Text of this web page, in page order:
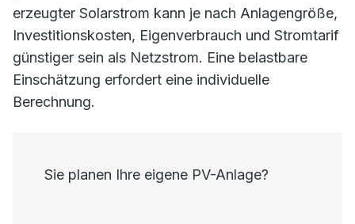
erzeugter Solarstrom kann je nach Anlagengröße,
Investitionskosten, Eigenverbrauch und Stromtarif
günstiger sein als Netzstrom. Eine belastbare
Einschätzung erfordert eine individuelle
Berechnung.
Sie planen Ihre eigene PV-Anlage?